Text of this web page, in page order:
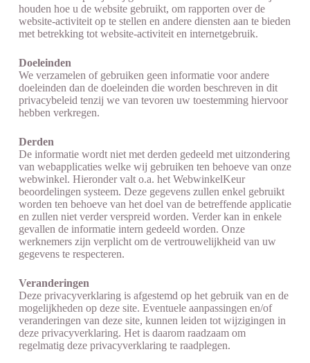
houden hoe u de website gebruikt, om rapporten over de
website-activiteit op te stellen en andere diensten aan te bieden
met betrekking tot website-activiteit en internetgebruik.
Doeleinden
We verzamelen of gebruiken geen informatie voor andere
doeleinden dan de doeleinden die worden beschreven in dit
privacybeleid tenzij we van tevoren uw toestemming hiervoor
hebben verkregen.
Derden
De informatie wordt niet met derden gedeeld met uitzondering
van webapplicaties welke wij gebruiken ten behoeve van onze
webwinkel. Hieronder valt o.a. het WebwinkelKeur
beoordelingen systeem. Deze gegevens zullen enkel gebruikt
worden ten behoeve van het doel van de betreffende applicatie
en zullen niet verder verspreid worden. Verder kan in enkele
gevallen de informatie intern gedeeld worden. Onze
werknemers zijn verplicht om de vertrouwelijkheid van uw
gegevens te respecteren.
Veranderingen
Deze privacyverklaring is afgestemd op het gebruik van en de
mogelijkheden op deze site. Eventuele aanpassingen en/of
veranderingen van deze site, kunnen leiden tot wijzigingen in
deze privacyverklaring. Het is daarom raadzaam om
regelmatig deze privacyverklaring te raadplegen.